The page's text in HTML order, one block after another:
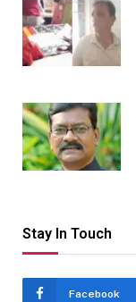
Stay In Touch
Facebook